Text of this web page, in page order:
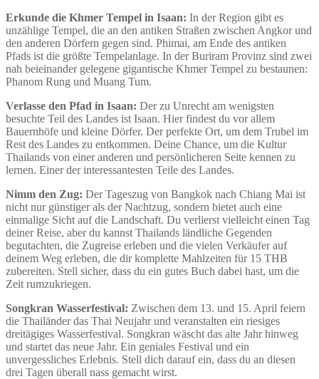
Erkunde die Khmer Tempel in Isaan: In der Region gibt es
unzählige Tempel, die an den antiken Straßen zwischen Angkor und
den anderen Dörfern gegen sind. Phimai, am Ende des antiken
Pfads ist die größte Tempelanlage. In der Buriram Provinz sind zwei
nah beieinander gelegene gigantische Khmer Tempel zu bestaunen:
Phanom Rung und Muang Tum.
Verlasse den Pfad in Isaan: Der zu Unrecht am wenigsten
besuchte Teil des Landes ist Isaan. Hier findest du vor allem
Bauernhöfe und kleine Dörfer. Der perfekte Ort, um dem Trubel im
Rest des Landes zu entkommen. Deine Chance, um die Kultur
Thailands von einer anderen und persönlicheren Seite kennen zu
lernen. Einer der interessantesten Teile des Landes.
Nimm den Zug: Der Tageszug von Bangkok nach Chiang Mai ist
nicht nur günstiger als der Nachtzug, sondern bietet auch eine
einmalige Sicht auf die Landschaft. Du verlierst vielleicht einen Tag
deiner Reise, aber du kannst Thailands ländliche Gegenden
begutachten, die Zugreise erleben und die vielen Verkäufer auf
deinem Weg erleben, die dir komplette Mahlzeiten für 15 THB
zubereiten. Stell sicher, dass du ein gutes Buch dabei hast, um die
Zeit rumzukriegen.
Songkran Wasserfestival: Zwischen dem 13. und 15. April feiern
die Thailänder das Thai Neujahr und veranstalten ein riesiges
dreitägiges Wasserfestival. Songkran wäscht das alte Jahr hinweg
und startet das neue Jahr. Ein geniales Festival und ein
unvergessliches Erlebnis. Stell dich darauf ein, dass du an diesen
drei Tagen überall nass gemacht wirst.